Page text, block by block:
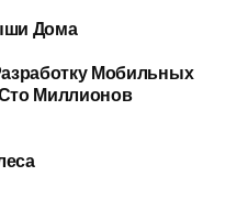
Дома
Мобильных
Миллионов